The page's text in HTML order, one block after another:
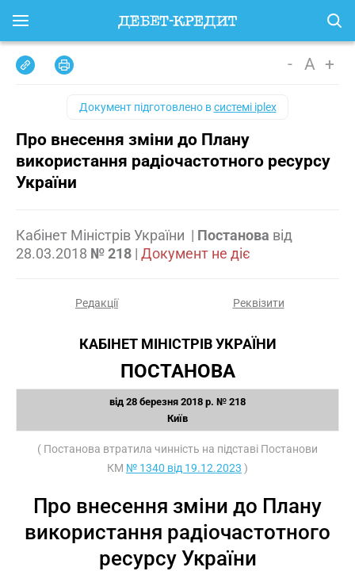
- A +
Документ підготовлено всистемі iplex
Про внесення зміни до Плану
використання радіочастотного ресурсу
України
Кабінет Міністрів України | Постанова від
28.03.2018 № 218 | Документ не діє
Редакції Реквізити
КАБІНЕТ МІНІСТРІВ УКРАЇНИ
ПОСТАНОВА
від 28 березня 2018 р. № 218
Київ
( Постанова втратила чинність на підставі Постанови
КМ № 1340 від 19.12.2023 )
Про внесення зміни до Плану
використання радіочастотного
ресурсу України